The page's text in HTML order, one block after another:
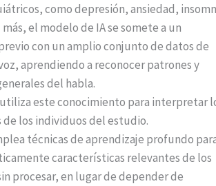
como depresión, ansiedad,
el modelo de IA se somete a un
con un amplio conjunto de datos de
aprendiendo a reconocer patrones y
del habla.
este conocimiento para interpretar
los individuos del estudio.
técnicas de aprendizaje profundo
características relevantes de los
procesar, en lugar de depender de